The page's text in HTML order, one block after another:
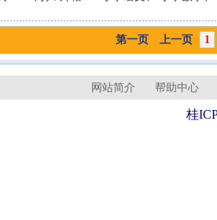
第一页 上一页 1
网站简介 帮助中心
桂